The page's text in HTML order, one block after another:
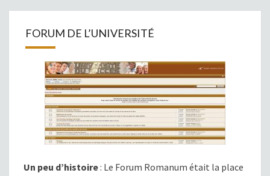
FORUM DE L’UNIVERSITÉ
Un peu d’histoire: Le Forum Romanum était la place